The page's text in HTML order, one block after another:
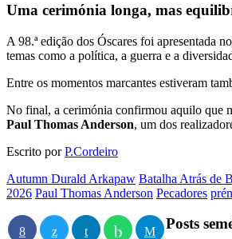
Uma cerimónia longa, mas
A 98.ª edição dos Óscares foi apresentada
temas como a política, a guerra e a
Entre os momentos marcantes estiveram
No final, a cerimónia confirmou aquilo que
Paul Thomas Anderson, um dos
Escrito porP.Cordeiro
Autumn Durald Arkapaw Batalha Atrás de
2026 Paul Thomas Anderson Pecadores
Posts